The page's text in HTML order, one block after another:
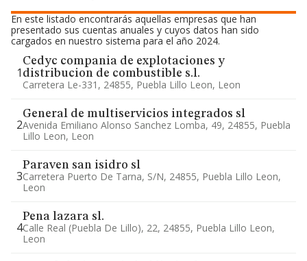
En este listado encontrarás aquellas empresas que han
presentado sus cuentas anuales y cuyos datos han sido
cargados en nuestro sistema para el año 2024.
1
Cedyc compania de explotaciones y
distribucion de combustible s.l.
Carretera Le-331, 24855, Puebla Lillo Leon, Leon
2
General de multiservicios integrados sl
Avenida Emiliano Alonso Sanchez Lomba, 49, 24855, Puebla
Lillo Leon, Leon
3
Paraven san isidro sl
Carretera Puerto De Tarna, S/n, 24855, Puebla Lillo Leon,
Leon
4
Pena lazara sl.
Calle Real (puebla De Lillo), 22, 24855, Puebla Lillo Leon,
Leon